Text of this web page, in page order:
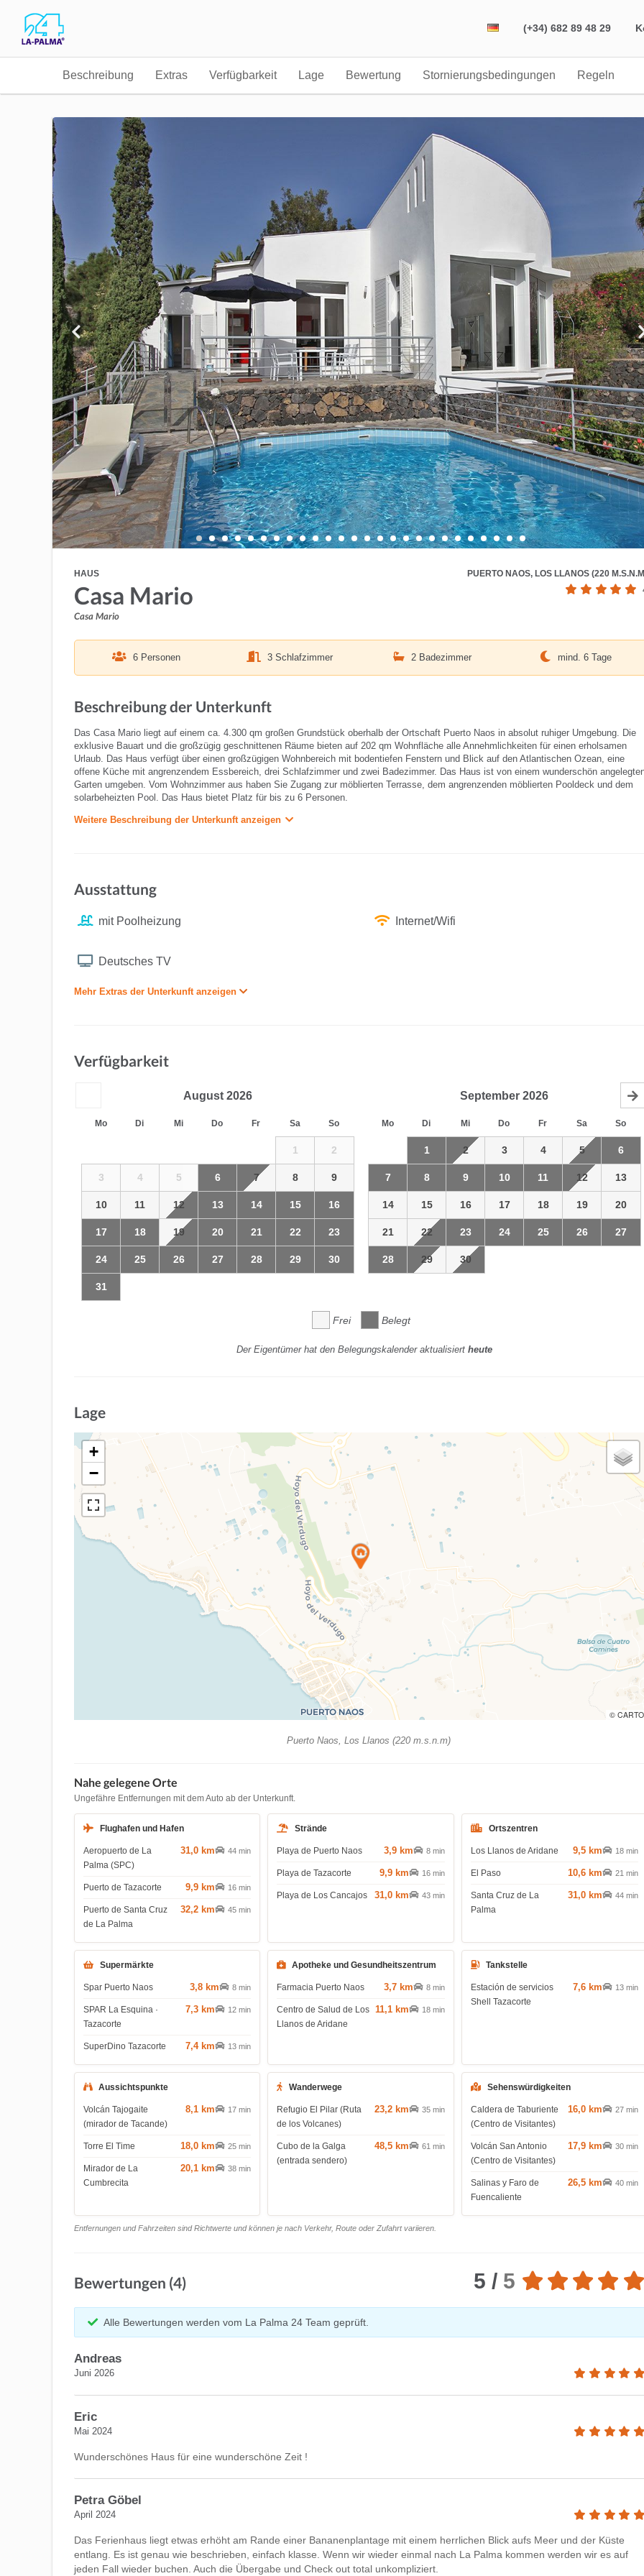
(+34) 682 89 48 29
Beschreibung Extras Verfügbarkeit Lage Bewertung Stornierungsbedingungen Regeln
HAUS PUERTO NAOS, LOS LLANOS (220
Casa Mario
Casa Mario
6 Personen 3 Schlafzimmer 2 Badezimmer mind. 6 Tage
Beschreibung der Unterkunft
Das Casa Mario liegt auf einem ca. 4.300 qm großen Grundstück oberhalb der Ortschaft Puerto Naos in absolut ruhiger Umgebung. Die
exklusive Bauart und die großzügig geschnittenen Räume bieten auf 202 qm Wohnfläche alle Annehmlichkeiten für einen erholsamen
Urlaub. Das Haus verfügt über einen großzügigen Wohnbereich mit bodentiefen Fenstern und Blick auf den Atlantischen Ozean, eine
offene Küche mit angrenzendem Essbereich, drei Schlafzimmer und zwei Badezimmer. Das Haus ist von einem wunderschön
Garten umgeben. Vom Wohnzimmer aus haben Sie Zugang zur möblierten Terrasse, dem angrenzenden möblierten Pooldeck und dem
solarbeheizten Pool. Das Haus bietet Platz für bis zu 6 Personen.
Weitere Beschreibung der Unterkunft anzeigen
Ausstattung
mit Poolheizung Internet/Wifi
Deutsches TV
Mehr Extras der Unterkunft anzeigen
Verfügbarkeit
August 2026
Mo Di Mi Do Fr Sa So
1 2
3 4 5 6 7 8 9
10 11 12 13 14 15 16
17 18 19 20 21 22 23
24 25 26 27 28 29 30
31
September 2026
Mo Di Mi Do Fr Sa So
1 2 3 4 5 6
7 8 9 10 11 12 13
14 15 16 17 18 19 20
21 22 23 24 25 26 27
28 29 30
Frei Belegt
Der Eigentümer hat den Belegungskalender aktualisiert heute
Lage
+
−
© CARTO
Puerto Naos, Los Llanos (220 m.s.n.m)
Nahe gelegene Orte
Ungefähre Entfernungen mit dem Auto ab der Unterkunft.
Flughafen und Hafen
Aeropuerto de La
Palma (SPC)
31,0 km 44 min
Puerto de Tazacorte 9,9 km 16 min
Puerto de Santa Cruz
de La Palma
32,2 km 45 min
Strände
Playa de Puerto Naos 3,9 km 8 min
Playa de Tazacorte 9,9 km 16 min
Playa de Los Cancajos 31,0 km 43 min
Ortszentren
Los Llanos de Aridane 9,5 km 18 min
El Paso 10,6 km 21 min
Santa Cruz de La
Palma
31,0 km 44 min
Supermärkte
Spar Puerto Naos 3,8 km 8 min
SPAR La Esquina ·
Tazacorte
7,3 km 12 min
SuperDino Tazacorte 7,4 km 13 min
Apotheke und Gesundheitszentrum
Farmacia Puerto Naos 3,7 km 8 min
Centro de Salud de Los
Llanos de Aridane
11,1 km 18 min
Tankstelle
Estación de servicios
Shell Tazacorte
7,6 km 13 min
Aussichtspunkte
Volcán Tajogaite
(mirador de Tacande)
8,1 km 17 min
Torre El Time 18,0 km 25 min
Mirador de La
Cumbrecita
20,1 km 38 min
Wanderwege
Refugio El Pilar (Ruta
de los Volcanes)
23,2 km 35 min
Cubo de la Galga
(entrada sendero)
48,5 km 61 min
Sehenswürdigkeiten
Caldera de Taburiente
(Centro de Visitantes)
16,0 km 27 min
Volcán San Antonio
(Centro de Visitantes)
17,9 km 30 min
Salinas y Faro de
Fuencaliente
26,5 km 40 min
Entfernungen und Fahrzeiten sind Richtwerte und können je nach Verkehr, Route oder Zufahrt variieren.
Bewertungen (4) 5 / 5
Alle Bewertungen werden vom La Palma 24 Team geprüft.
Andreas
Juni 2026
Eric
Mai 2024
Wunderschönes Haus für eine wunderschöne Zeit !
Petra Göbel
April 2024
Das Ferienhaus liegt etwas erhöht am Rande einer Bananenplantage mit einem herrlichen Blick aufs Meer und der Küste
entlang. Es ist genau wie beschrieben, einfach klasse. Wenn wir wieder einmal nach La Palma kommen werden wir es auf
jeden Fall wieder buchen. Auch die Übergabe und Check out total unkompliziert.